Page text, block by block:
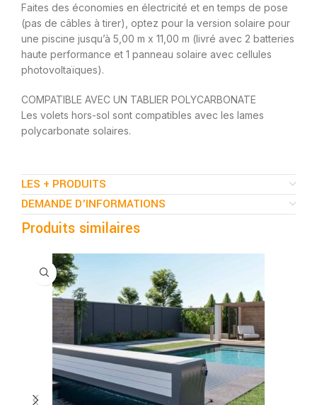
Faites des économies en électricité et en temps de pose
(pas de câbles à tirer), optez pour la version solaire pour
une piscine jusqu’à 5,00 m x 11,00 m (livré avec 2 batteries
haute performance et 1 panneau solaire avec cellules
photovoltaïques).
COMPATIBLE AVEC UN TABLIER POLYCARBONATE
Les volets hors-sol sont compatibles avec les lames
polycarbonate solaires.
LES + PRODUITS
DEMANDE D'INFORMATIONS
Produits similaires